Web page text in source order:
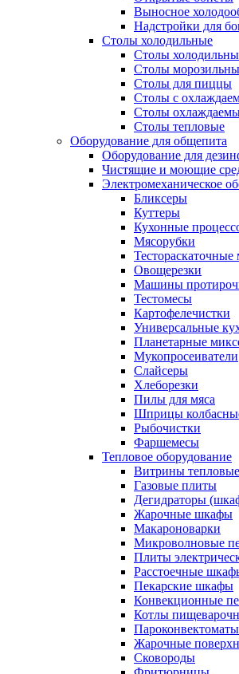
Выносное
Надстройки для
Столы холодильные
Столы
Столы
Столы для пиццы
Столы с
Столы
Столы тепловые
Оборудование для общепита
Оборудование для
Чистящие и моющие
Электромеханическое
Бликсеры
Куттеры
Кухонные
Мясорубки
Овощерезки
Машины
Тестомесы
Картофелечистки
Универсальные
Планетарные
Мукопросеиватели
Слайсеры
Хлеборезки
Пилы для мяса
Шприцы
Рыбочистки
Фаршемесы
Тепловое оборудование
Витрины тепловые
Газовые плиты
Дегидраторы
Жарочные шкафы
Макароноварки
Микроволновые
Плиты
Расстоечные
Пекарские шкафы
Конвекционные
Котлы
Пароконвектоматы
Жарочные
Сковороды